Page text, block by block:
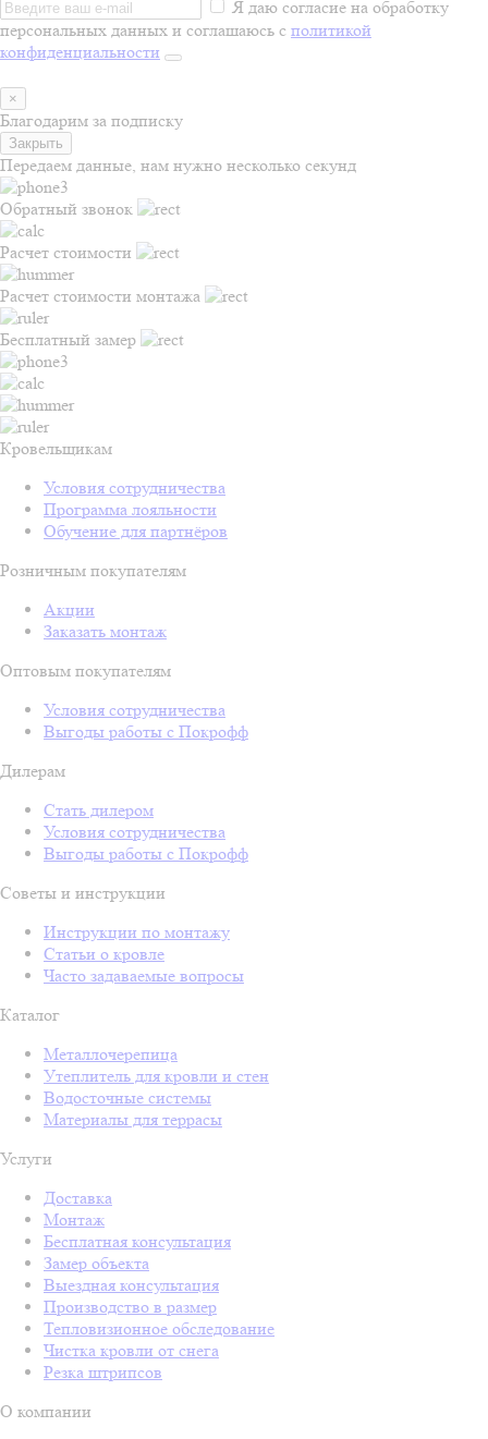
Я даю согласие на обработку
персональных данных и соглашаюсь с политикой
конфиденциальности
×
Благодарим за подписку
Закрыть
Передаем данные, нам нужно несколько секунд
Обратный звонок
Расчет стоимости
Расчет стоимости монтажа
Бесплатный замер
Кровельщикам
Условия сотрудничества
Программа лояльности
Обучение для партнёров
Розничным покупателям
Акции
Заказать монтаж
Оптовым покупателям
Условия сотрудничества
Выгоды работы с Покрофф
Дилерам
Стать дилером
Условия сотрудничества
Выгоды работы с Покрофф
Советы и инструкции
Инструкции по монтажу
Статьи о кровле
Часто задаваемые вопросы
Каталог
Металлочерепица
Утеплитель для кровли и стен
Водосточные системы
Материалы для террасы
Услуги
Доставка
Монтаж
Бесплатная консультация
Замер объекта
Выездная консультация
Производство в размер
Тепловизионное обследование
Чистка кровли от снега
Резка штрипсов
О компании